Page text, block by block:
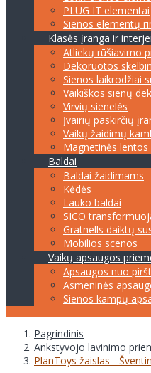
PLUG IT elementai
Sienos elementų
Klasės įranga ir
Atliekų rūšiavimo
Dekoruotos
Sienos laikrodžiai
Vaikiškos sienų
Virvių sienelės
Įvairių paskirčių
Vaikų žaidimų
Magnetinės
Baldai
Baldai žaidimams
Kėdės
Lauko baldai
SICO
Gratnells daiktų
Mobilios scenos
Vaikų apsaugos
Apsaugos nuo
Asmeninės
Sienos kampų
Pagrindinis
Ankstyvojo lavinimo
PlanToys žaislas -